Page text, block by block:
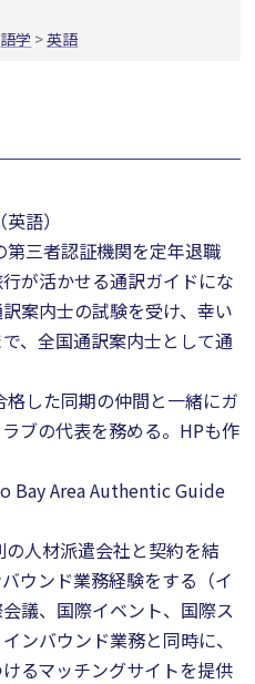
語学 >英語
語）
三者認証機関を定年退職
が活かせる通訳ガイドにな
案内士の試験を受け、幸い
、全国通訳案内士として通
した同期の仲間と一緒にガ
ブの代表を務める。HPも作
Bay Area Authentic Guide
人材派遣会社と契約を結
ウンド業務経験をする（イ
議、国際イベント、国際ス
ンバウンド業務と同時に、
るマッチングサイトを提供